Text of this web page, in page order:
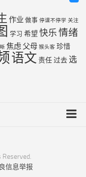
作业 做事 停课不停学 关注
学习 希望 快乐情绪
焦虑 父母 猴头客 珍惜
语文 责任过去 选
信息举报